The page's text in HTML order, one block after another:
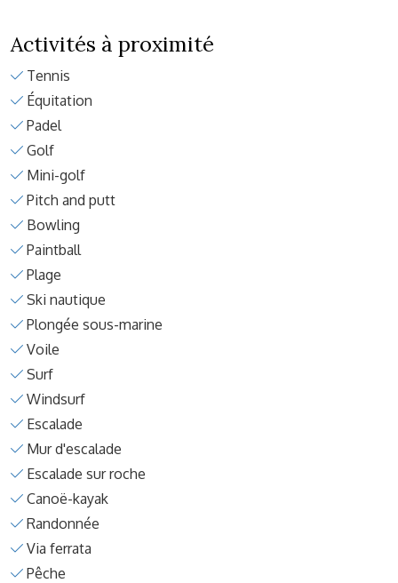
Activités à proximité
Tennis
Équitation
Padel
Golf
Mini-golf
Pitch and putt
Bowling
Paintball
Plage
Ski nautique
Plongée sous-marine
Voile
Surf
Windsurf
Escalade
Mur d'escalade
Escalade sur roche
Canoë-kayak
Randonnée
Via ferrata
Pêche